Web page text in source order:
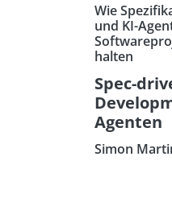
Wie
und KI-
halten
Spec-
Agenten
Simon